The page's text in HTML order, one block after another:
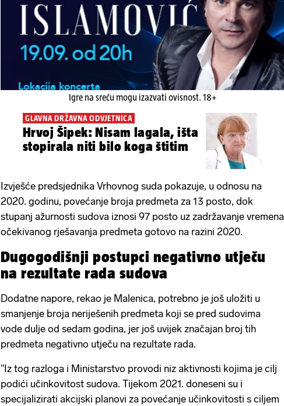
Igre na sreću mogu izazvati ovisnost. 18+
GLAVNA DRŽAVNA ODVJETNICA
Hrvoj Šipek: Nisam lagala, išta
stopirala niti bilo koga štitim
Izvješće predsjednika Vrhovnog suda pokazuje, u odnosu na
2020. godinu, povećanje broja predmeta za 13 posto, dok
stupanj ažurnosti sudova iznosi 97 posto uz zadržavanje vremena
očekivanog rješavanja predmeta gotovo na razini 2020.
Dugogodišnji postupci negativno utječu
na rezultate rada sudova
Dodatne napore, rekao je Malenica, potrebno je još uložiti u
smanjenje broja neriješenih predmeta koji se pred sudovima
vode dulje od sedam godina, jer još uvijek značajan broj tih
predmeta negativno utječu na rezultate rada.
"Iz tog razloga i Ministarstvo provodi niz aktivnosti kojima je cilj
podići učinkovitost sudova. Tijekom 2021. doneseni su i
specijalizirati akcijski planovi za povećanje učinkovitosti s ciljem